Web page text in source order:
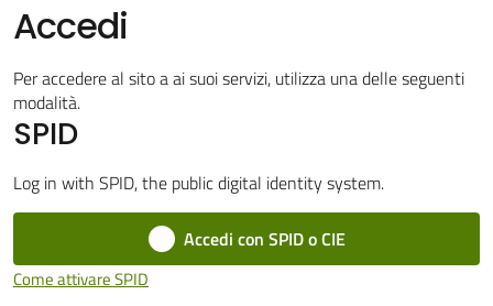
Vivere
Pieve
di
Cento
Amministrazione
Accedi
Per accedere al sito a ai suoi servizi, utilizza una delle seguenti
modalità.
SPID
Log in with SPID, the public digital identity system.
Accedi con SPID o CIE
Come attivare SPID